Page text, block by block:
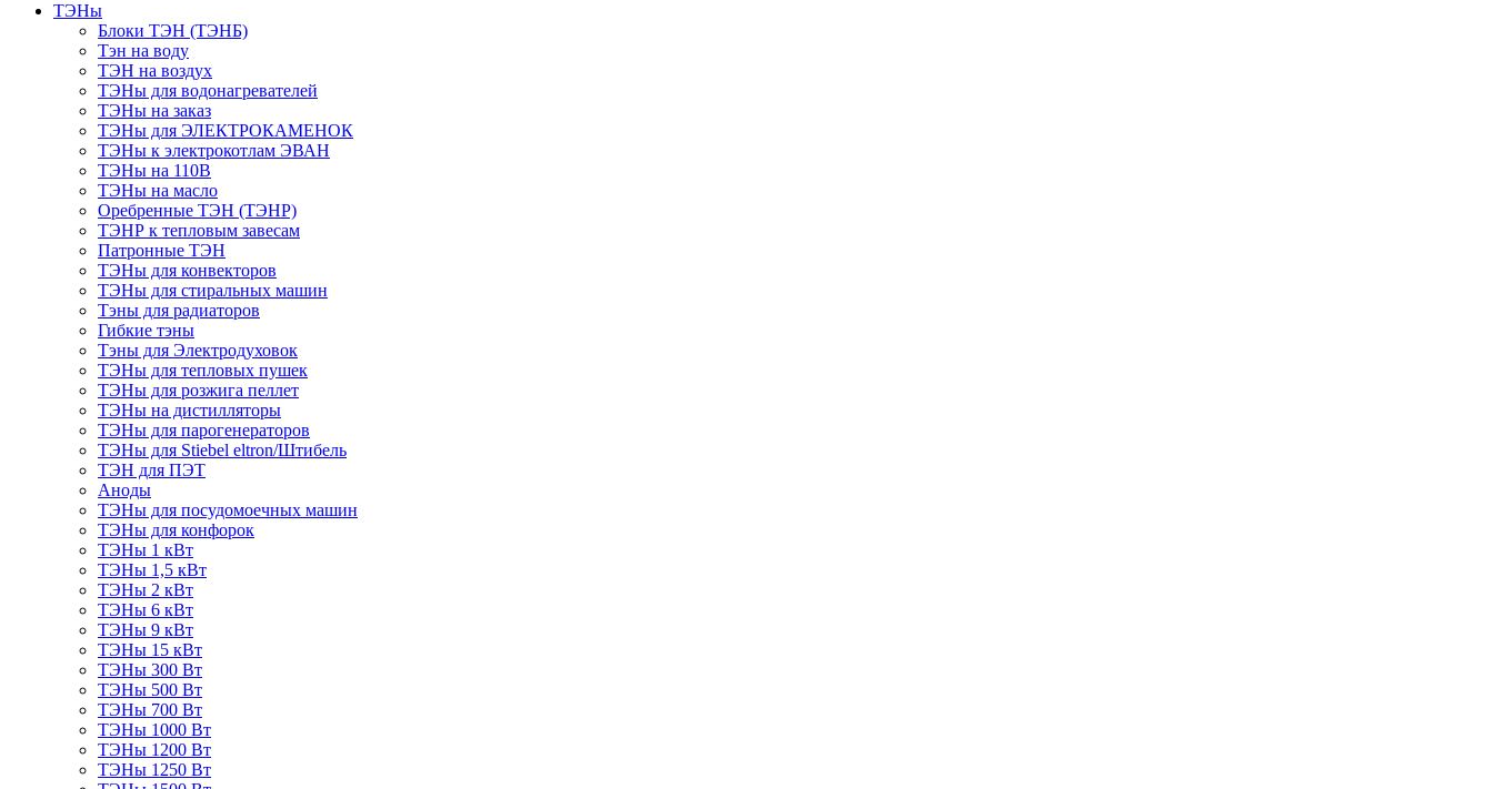
ТЭНы
Блоки ТЭН (ТЭНБ)
Тэн на воду
ТЭН на воздух
ТЭНы для водонагревателей
ТЭНы на заказ
ТЭНы для ЭЛЕКТРОКАМЕНОК
ТЭНы к электрокотлам ЭВАН
ТЭНы на 110В
ТЭНы на масло
Оребренные ТЭН (ТЭНР)
ТЭНР к тепловым завесам
Патронные ТЭН
ТЭНы для конвекторов
ТЭНы для стиральных машин
Тэны для радиаторов
Гибкие тэны
Тэны для Электродуховок
ТЭНы для тепловых пушек
ТЭНы для розжига пеллет
ТЭНы на дистилляторы
ТЭНы для парогенераторов
ТЭНы для Stiebel eltron/Штибель
ТЭН для ПЭТ
Аноды
ТЭНы для посудомоечных машин
ТЭНы для конфорок
ТЭНы 1 кВт
ТЭНы 1,5 кВт
ТЭНы 2 кВт
ТЭНы 6 кВт
ТЭНы 9 кВт
ТЭНы 15 кВт
ТЭНы 300 Вт
ТЭНы 500 Вт
ТЭНы 700 Вт
ТЭНы 1000 Вт
ТЭНы 1200 Вт
ТЭНы 1250 Вт